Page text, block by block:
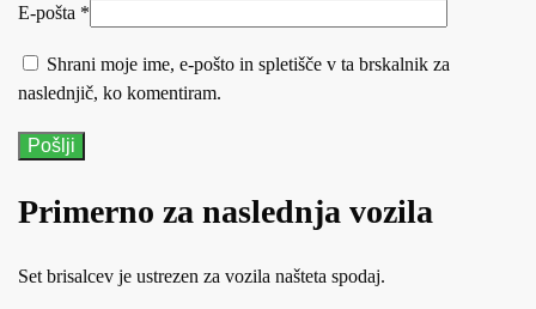
E-pošta *
Shrani moje ime, e-pošto in spletišče v ta brskalnik za
naslednjič, ko komentiram.
Primerno za naslednja vozila
Set brisalcev je ustrezen za vozila našteta spodaj.